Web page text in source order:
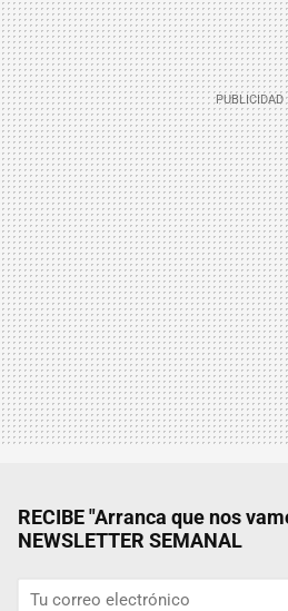
RECIBE "Arranca que nos
NEWSLETTER SEMANAL